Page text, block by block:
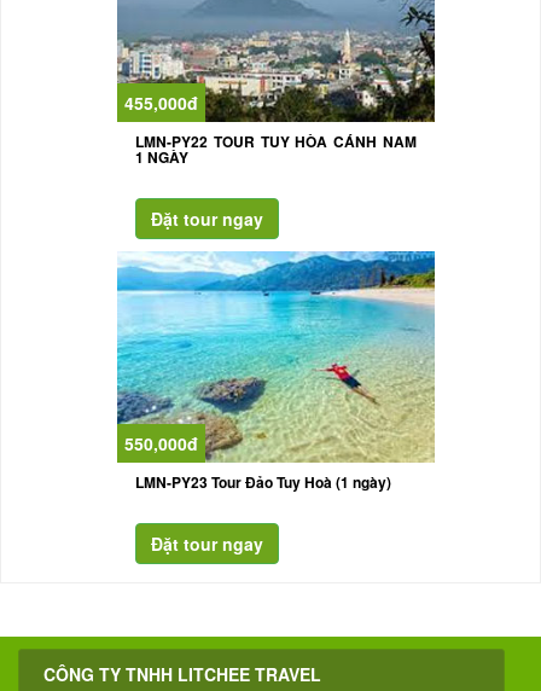
455,000đ
LMN-PY22 TOUR TUY HÒA CÁNH NAM
1 NGÀY
550,000đ
LMN-PY23 Tour Đảo Tuy Hoà (1 ngày)
CÔNG TY TNHH LITCHEE TRAVEL